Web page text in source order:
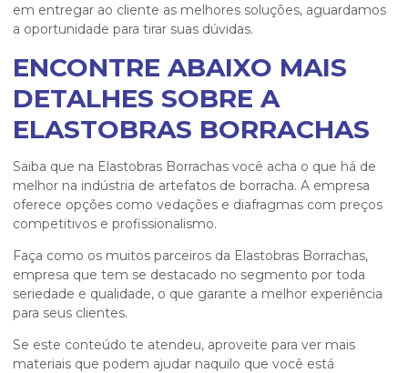
em entregar ao cliente as melhores soluções, aguardamos
a oportunidade para tirar suas dúvidas.
ENCONTRE ABAIXO MAIS
DETALHES SOBRE A
ELASTOBRAS BORRACHAS
Saiba que na Elastobras Borrachas você acha o que há de
melhor na indústria de artefatos de borracha. A empresa
oferece opções como vedações e diafragmas com preços
competitivos e profissionalismo.
Faça como os muitos parceiros da Elastobras Borrachas,
empresa que tem se destacado no segmento por toda
seriedade e qualidade, o que garante a melhor experiência
para seus clientes.
Se este conteúdo te atendeu, aproveite para ver mais
materiais que podem ajudar naquilo que você está